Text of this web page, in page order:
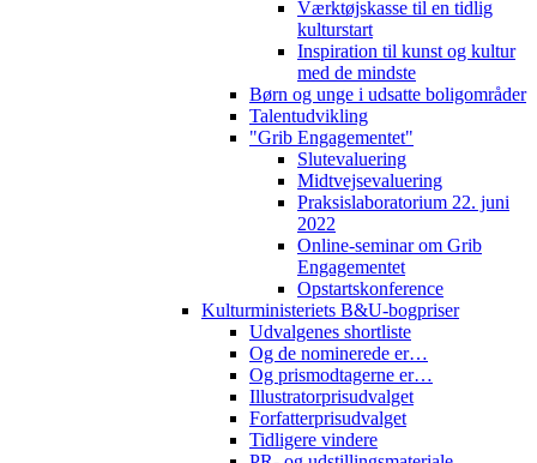
Værktøjskasse til en tidlig
kulturstart
Inspiration til kunst og kultur
med de mindste
Børn og unge i udsatte boligområder
Talentudvikling
"Grib Engagementet"
Slutevaluering
Midtvejsevaluering
Praksislaboratorium 22. juni
2022
Online-seminar om Grib
Engagementet
Opstartskonference
Kulturministeriets B&U-bogpriser
Udvalgenes shortliste
Og de nominerede er…
Og prismodtagerne er…
Illustratorprisudvalget
Forfatterprisudvalget
Tidligere vindere